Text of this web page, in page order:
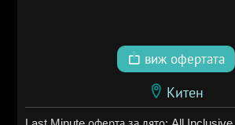
виж офертата
Китен